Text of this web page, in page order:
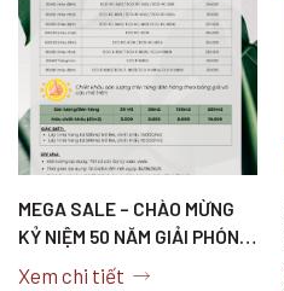
MEGA SALE – CHÀO MỪNG
KỶ NIỆM 50 NĂM GIẢI PHÓNG
MIỀN NAM, THỐNG NHẤT
Xem chi tiết